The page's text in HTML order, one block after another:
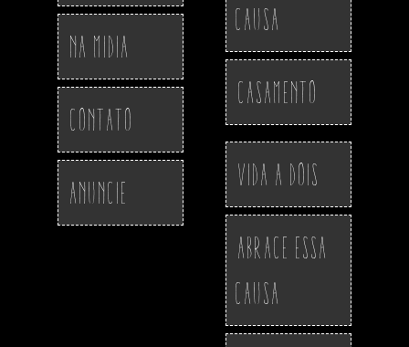
Na Midia
Contato
Anuncie
Causa
Casamento
Vida a Dois
Abrace essa
Causa